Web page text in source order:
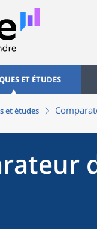
ET ÉTUDES
et études